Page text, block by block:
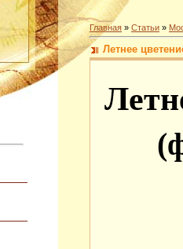
Главная » Статьи »
Летнее